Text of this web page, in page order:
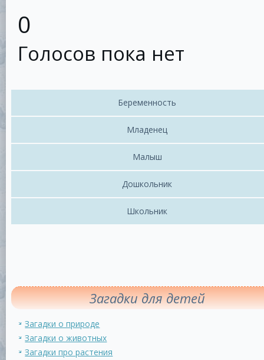
0
Голосов пока нет
Беременность
Младенец
Малыш
Дошкольник
Школьник
Загадки для детей
Загадки о природе
Загадки о животных
Загадки про растения